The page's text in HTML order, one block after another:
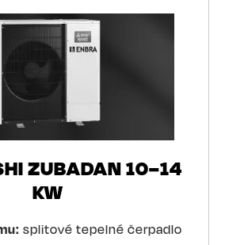
ZUBADAN 10–14
KW
splitové tepelné čerpadlo